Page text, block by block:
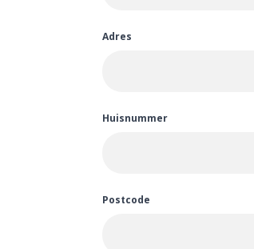
Adres
Huisnummer
Postcode